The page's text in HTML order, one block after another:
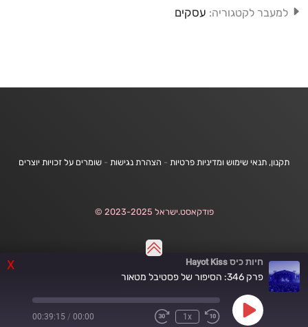
X חיות כיס Hayot Kiss
פרק 346: הסיפור של פסטיבל מטאור
Play
Rewind
1x
Fast
00:00
/
00:39:15
למעבר לקטגוריה: עסקים
תקנון, תנאי שימוש ומדיניות פרטיות - הצהרת נגישות - שומרים על זכויות יוצרים
פודקאסט.ישראל 2023-2025 ©